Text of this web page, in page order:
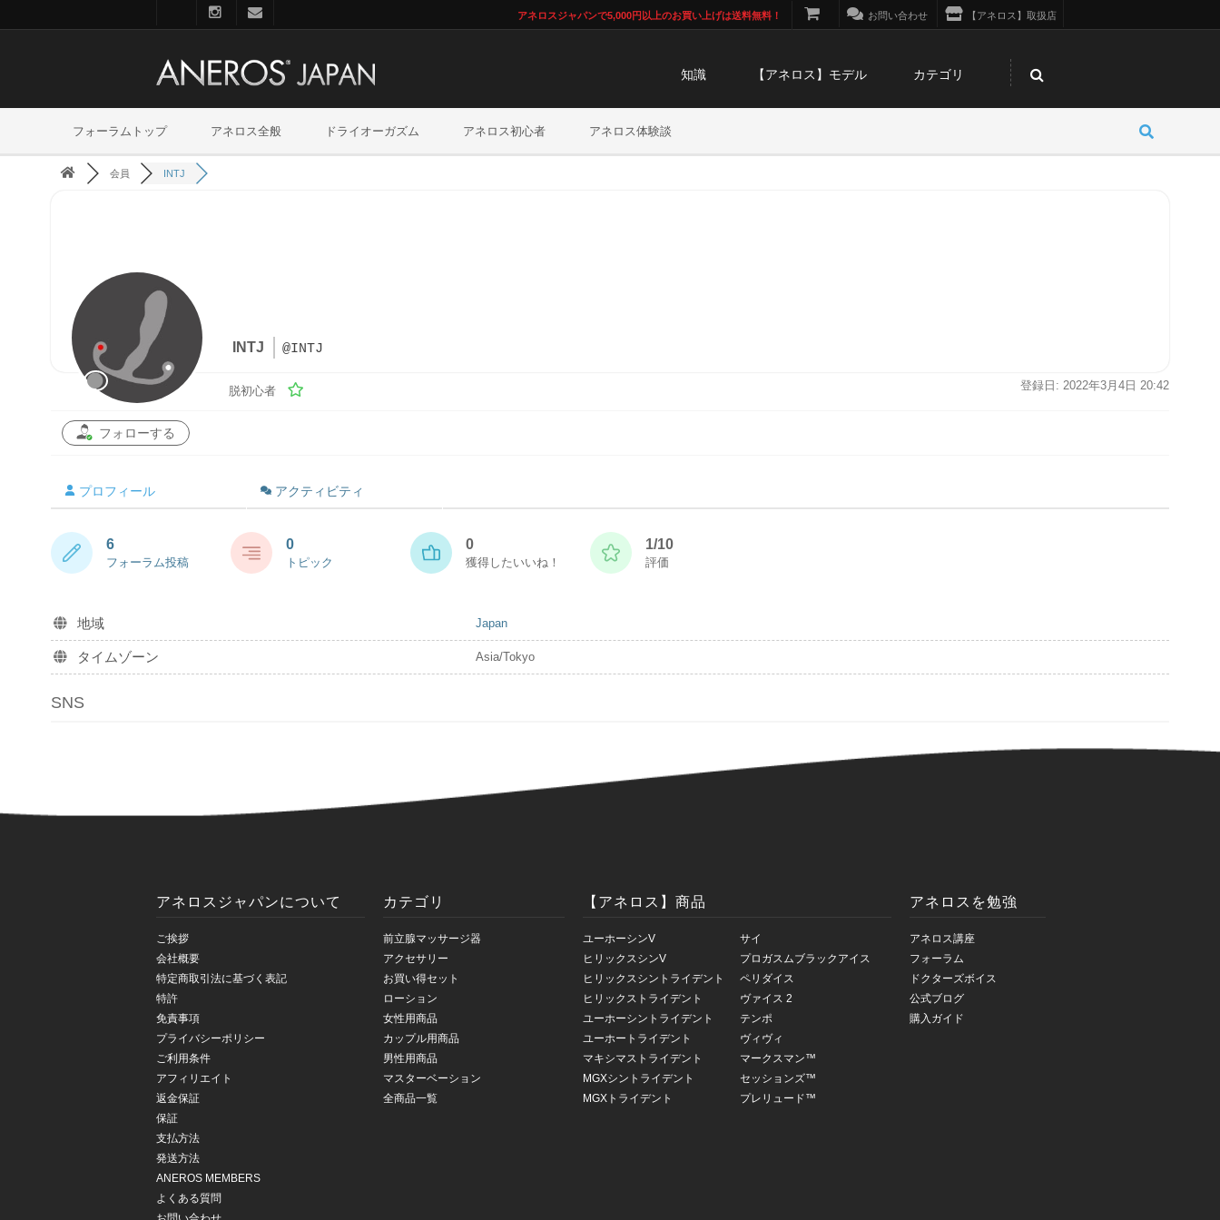
アネロスジャパンで5,000円以上のお買い上げは送料無料！ お問い合わせ 【アネロス】取扱店
知識 【アネロス】モデル カテゴリ
フォーラムトップ アネロス全般 ドライオーガズム アネロス初心者 アネロス体験談
会員 INTJ
INTJ @INTJ
脱初心者 登録日: 2022年3月4日 20:42
フォローする
プロフィール アクティビティ
6
フォーラム投稿
0
トピック
0
獲得したいいね！
1/10
評価
地域 Japan
タイムゾーン Asia/Tokyo
SNS
アネロスジャパンについて
ご挨拶
会社概要
特定商取引法に基づく表記
特許
免責事項
プライバシーポリシー
ご利用条件
アフィリエイト
返金保証
保証
支払方法
発送方法
ANEROS MEMBERS
よくある質問
カテゴリ
前立腺マッサージ器
アクセサリー
お買い得セット
ローション
女性用商品
カップル用商品
男性用商品
マスターベーション
全商品一覧
【アネロス】商品
ユーホーシンV
ヒリックスシンV
ヒリックスシントライデント
ヒリックストライデント
ユーホーシントライデント
ユーホートライデント
マキシマストライデント
MGXシントライデント
MGXトライデント
サイ
プロガスムブラックアイス
ペリダイス
ヴァイス 2
テンポ
ヴィヴィ
マークスマン™
セッションズ™
プレリュード™
アネロスを勉強
アネロス講座
フォーラム
ドクターズボイス
公式ブログ
購入ガイド